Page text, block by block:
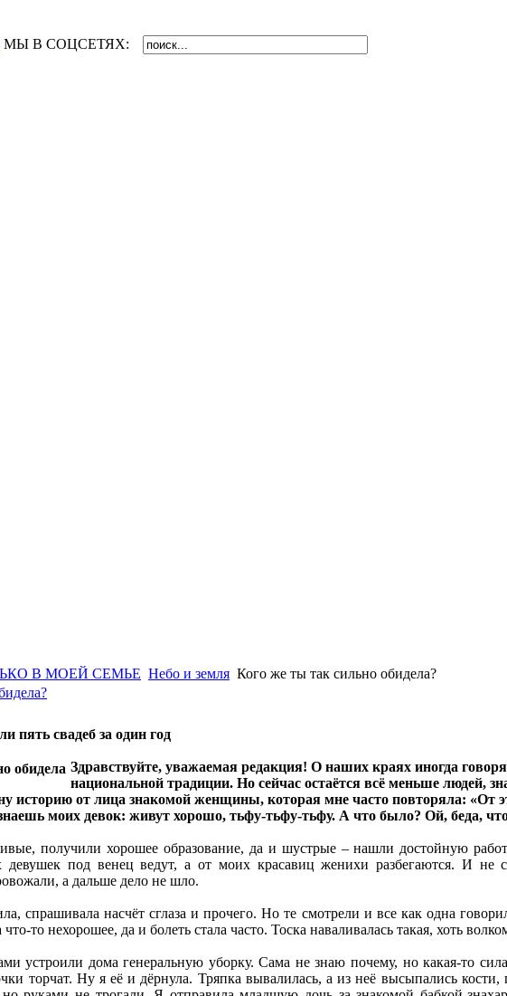
МЫ В СОЦСЕТЯХ:
В МОЕЙ СЕМЬЕ Небо и земля Кого же ты так сильно обидела?
пять свадеб за один год
Здравствуйте, уважаемая редакция! О наших краях иногда
национальной традиции. Но сейчас остаётся всё меньше людей,
историю от лица знакомой женщины, которая мне часто повторяла: «От
моих девок: живут хорошо, тьфу-тьфу-тьфу. А что было? Ой, беда,
получили хорошее образование, да и шустрые – нашли достойную
девушек под венец ведут, а от моих красавиц женихи разбегаются. И не
а дальше дело не шло.
спрашивала насчёт сглаза и прочего. Но те смотрели и все как одна
то нехорошее, да и болеть стала часто. Тоска наваливалась такая, хоть
устроили дома генеральную уборку. Сама не знаю почему, но какая-то
торчат. Ну я её и дёрнула. Тряпка вывалилась, а из неё высыпались